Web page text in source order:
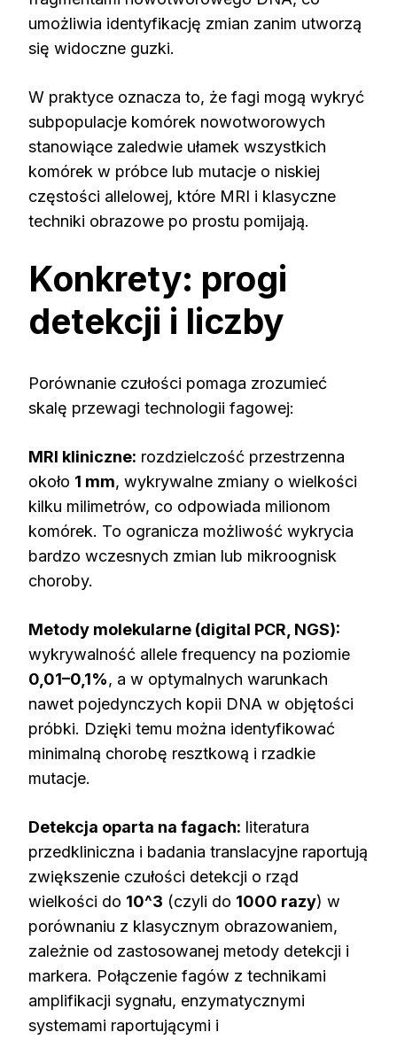
umożliwia identyfikację zmian zanim utworzą
się widoczne guzki.
W praktyce oznacza to, że fagi mogą wykryć
subpopulacje komórek nowotworowych
stanowiące zaledwie ułamek wszystkich
komórek w próbce lub mutacje o niskiej
częstości allelowej, które MRI i klasyczne
techniki obrazowe po prostu pomijają.
Konkrety: progi
detekcji i liczby
Porównanie czułości pomaga zrozumieć
skalę przewagi technologii fagowej:
MRI kliniczne: rozdzielczość przestrzenna
około 1 mm, wykrywalne zmiany o wielkości
kilku milimetrów, co odpowiada milionom
komórek. To ogranicza możliwość wykrycia
bardzo wczesnych zmian lub mikroognisk
choroby.
Metody molekularne (digital PCR, NGS):
wykrywalność allele frequency na poziomie
0,01–0,1%, a w optymalnych warunkach
nawet pojedynczych kopii DNA w objętości
próbki. Dzięki temu można identyfikować
minimalną chorobę resztkową i rzadkie
mutacje.
Detekcja oparta na fagach: literatura
przedkliniczna i badania translacyjne raportują
zwiększenie czułości detekcji o rząd
wielkości do 10^3 (czyli do 1000 razy) w
porównaniu z klasycznym obrazowaniem,
zależnie od zastosowanej metody detekcji i
markera. Połączenie fagów z technikami
amplifikacji sygnału, enzymatycznymi
systemami raportującymi i